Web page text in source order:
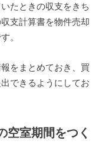
たときの収支をきち
支計算書を物件売却
。
をまとめておき、買
できるようにしてお
空室期間をつく